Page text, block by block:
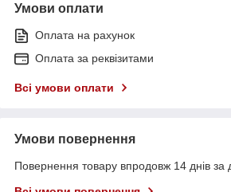
Умови оплати
Оплата на рахунок
Оплата за реквізитами
Всі умови оплати
Умови повернення
Повернення товару впродовж 14 днів за